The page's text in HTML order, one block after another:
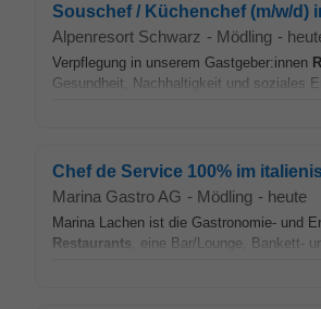
Souschef / Küchenchef (m/w/d)
Alpenresort Schwarz - Mödling -
Verpflegung in unserem Gastgeber:innen
Gesundheit, Nachhaltigkeit und soziales
Chef de Service 100% im
Marina Gastro AG - Mödling - heute
Marina Lachen ist die Gastronomie- und
Restaurants , eine Bar/Lounge, Bankett-